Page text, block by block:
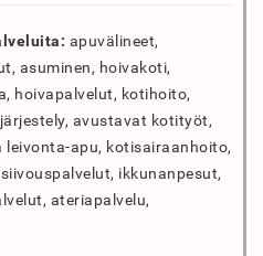
apuvälineet,
asuminen, hoivakoti,
hoivapalvelut, kotihoito,
avustavat kotityöt,
apu, kotisairaanhoito,
ikkunanpesut,
ateriapalvelu,